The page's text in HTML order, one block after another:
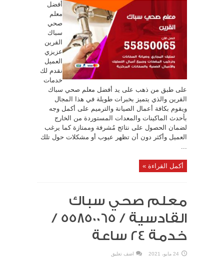
أفضل
معلم
صحي
سباك
القرين
عزيزي
العميل
نقدم لك
خدمات
على طبق من ذهب على يد أفضل معلم صحي سباك
القرين والذي يتميز بخبرات طويلة في هذا المجال
ويقوم بكافة أعمال الصيانة والترميم على أكمل وجه
بأحدث الماكينات والمعدات المستوردة من الخارج
لضمان الحصول على نتائج مُشرفة وممتازة كما يرغب
العميل وأكثر دون أن تظهر عيوب أو مشكلات حول تلك
...
أكمل القراءة »
معلم صحي سباك
القادسية / 55850065 /
خدمة 24 ساعة
24 مايو، 2021 اضف تعليق